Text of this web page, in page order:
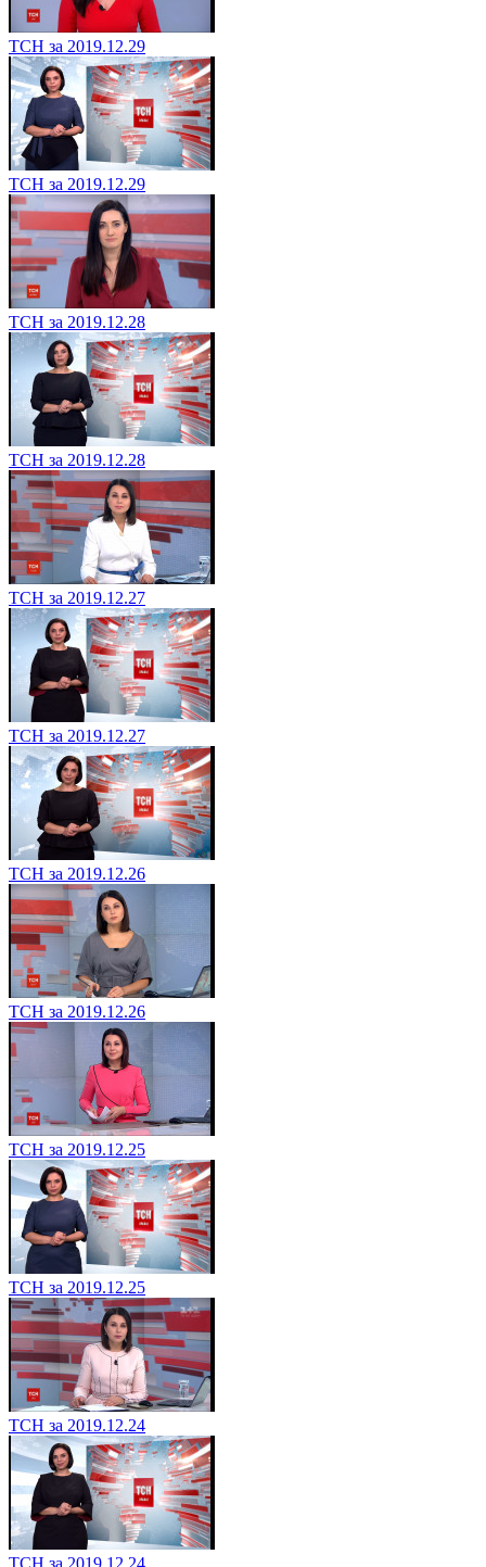
ТСН за 2019.12.29
ТСН за 2019.12.29
ТСН за 2019.12.28
ТСН за 2019.12.28
ТСН за 2019.12.27
ТСН за 2019.12.27
ТСН за 2019.12.26
ТСН за 2019.12.26
ТСН за 2019.12.25
ТСН за 2019.12.25
ТСН за 2019.12.24
ТСН за 2019.12.24